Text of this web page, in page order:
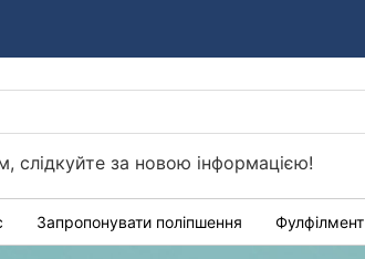
слідкуйте за новою інформацією!
Запропонувати поліпшення Фулфілмент